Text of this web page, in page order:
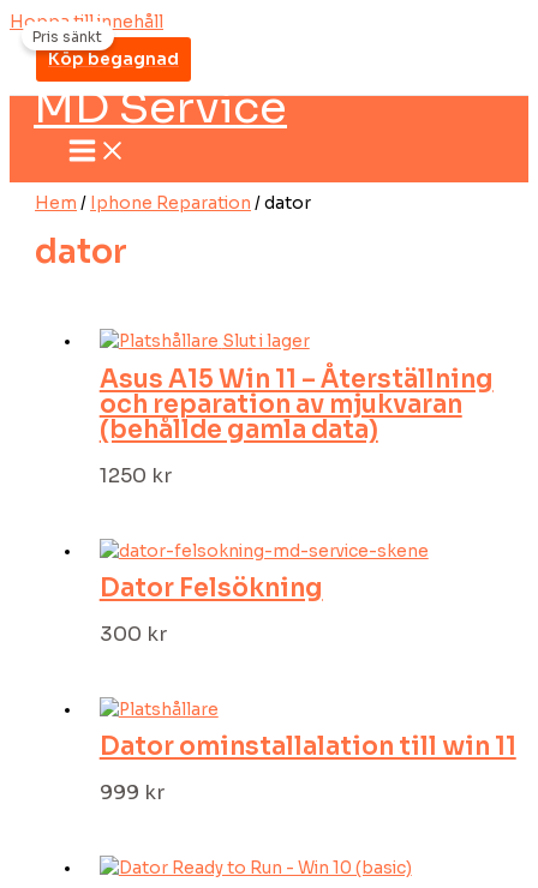
Hoppa till innehåll
Köp begagnad
MD Service
Hem / Iphone Reparation / dator
dator
Slut i lager
Asus A15 Win 11 – Återställning
och reparation av mjukvaran
(behållde gamla data)
1250 kr
Dator Felsökning
300 kr
Dator ominstallalation till win 11
999 kr
Pris sänkt